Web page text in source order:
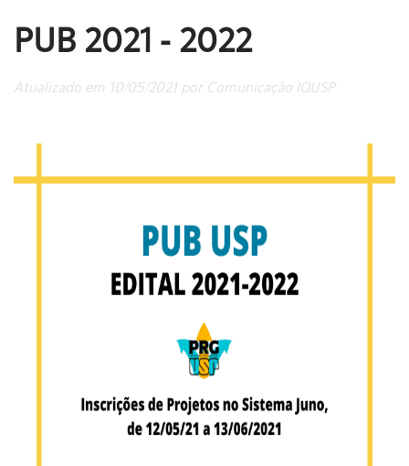
PUB 2021 - 2022
Atualizado em 10/05/2021 por Comunicação IQUSP